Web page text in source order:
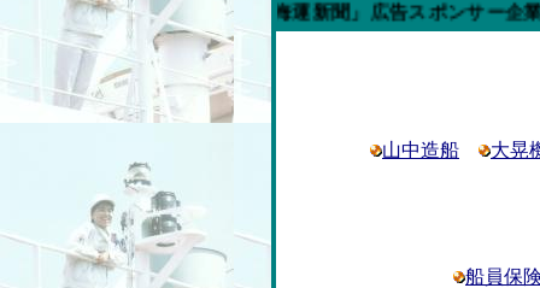
今週の「内航海運新聞」広告スポンサー企業
山中造船 大晃
船員保